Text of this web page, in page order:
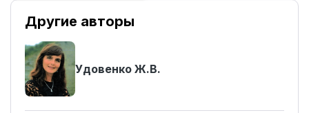
Другие авторы
Удовенко Ж.В.